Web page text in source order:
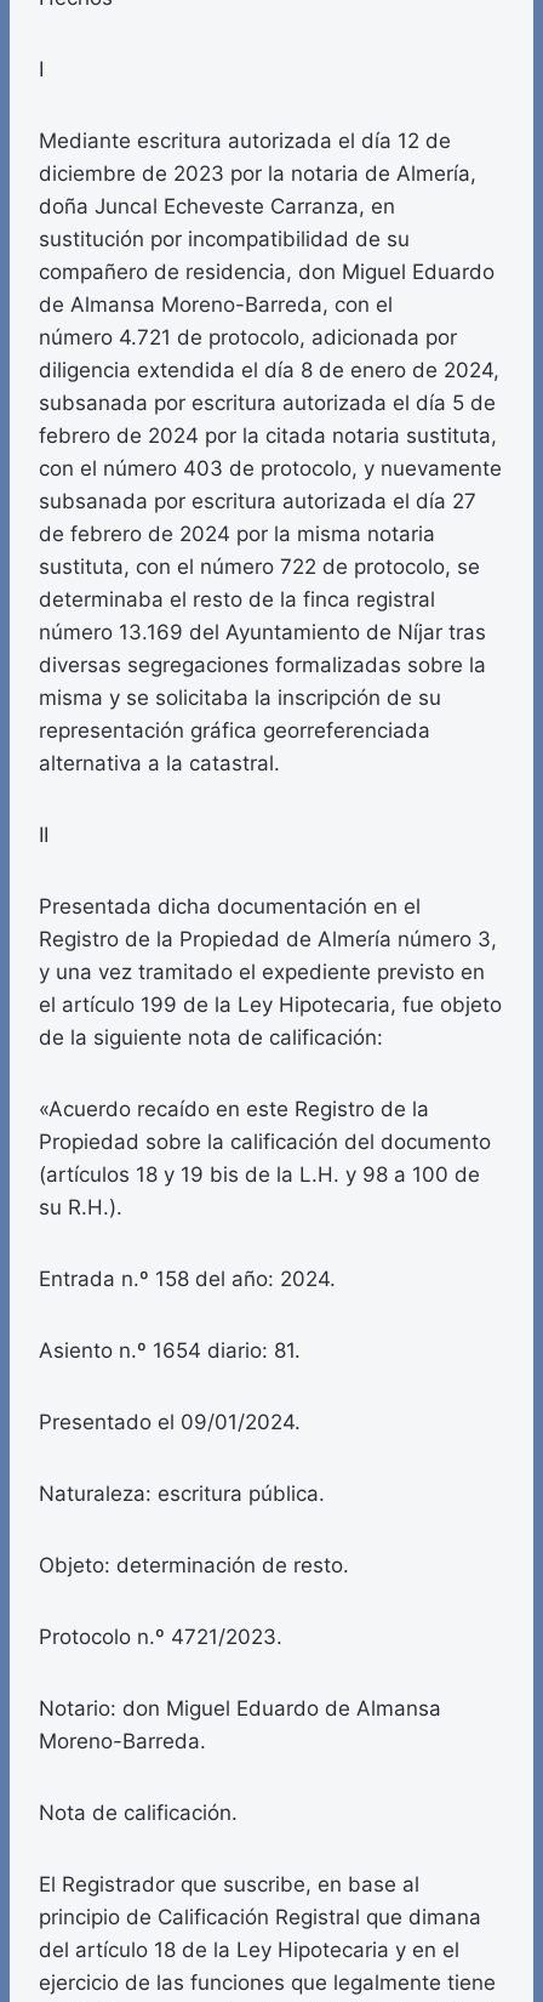
I
Mediante escritura autorizada el día 12 de
diciembre de 2023 por la notaria de Almería,
doña Juncal Echeveste Carranza, en
sustitución por incompatibilidad de su
compañero de residencia, don Miguel Eduardo
de Almansa Moreno-Barreda, con el
número 4.721 de protocolo, adicionada por
diligencia extendida el día 8 de enero de 2024,
subsanada por escritura autorizada el día 5 de
febrero de 2024 por la citada notaria sustituta,
con el número 403 de protocolo, y nuevamente
subsanada por escritura autorizada el día 27
de febrero de 2024 por la misma notaria
sustituta, con el número 722 de protocolo, se
determinaba el resto de la finca registral
número 13.169 del Ayuntamiento de Níjar tras
diversas segregaciones formalizadas sobre la
misma y se solicitaba la inscripción de su
representación gráfica georreferenciada
alternativa a la catastral.
II
Presentada dicha documentación en el
Registro de la Propiedad de Almería número 3,
y una vez tramitado el expediente previsto en
el artículo 199 de la Ley Hipotecaria, fue objeto
de la siguiente nota de calificación:
«Acuerdo recaído en este Registro de la
Propiedad sobre la calificación del documento
(artículos 18 y 19 bis de la L.H. y 98 a 100 de
su R.H.).
Entrada n.º 158 del año: 2024.
Asiento n.º 1654 diario: 81.
Presentado el 09/01/2024.
Naturaleza: escritura pública.
Objeto: determinación de resto.
Protocolo n.º 4721/2023.
Notario: don Miguel Eduardo de Almansa
Moreno-Barreda.
Nota de calificación.
El Registrador que suscribe, en base al
principio de Calificación Registral que dimana
del artículo 18 de la Ley Hipotecaria y en el
ejercicio de las funciones que legalmente tiene